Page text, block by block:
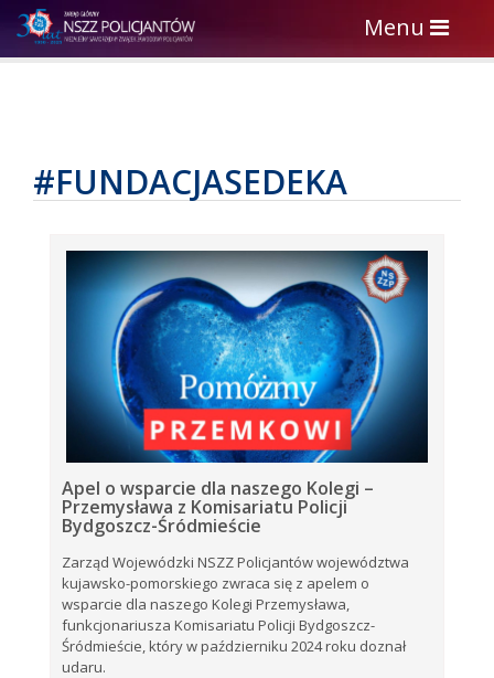
Toggle
navigation
Menu
#FUNDACJASEDEKA
Apel o wsparcie dla naszego Kolegi –
Przemysława z Komisariatu Policji
Bydgoszcz-Śródmieście
Zarząd Wojewódzki NSZZ Policjantów województwa
kujawsko-pomorskiego zwraca się z apelem o
wsparcie dla naszego Kolegi Przemysława,
funkcjonariusza Komisariatu Policji Bydgoszcz-
Śródmieście, który w październiku 2024 roku doznał
udaru.